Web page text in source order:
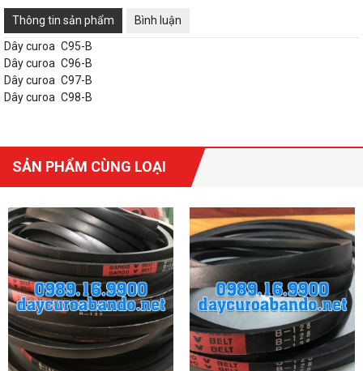
Thông tin sản phẩm
Bình luận
Dây curoa C95-B
Dây curoa C96-B
Dây curoa C97-B
Dây curoa C98-B
SẢN PHẨM CÙNG LOẠI